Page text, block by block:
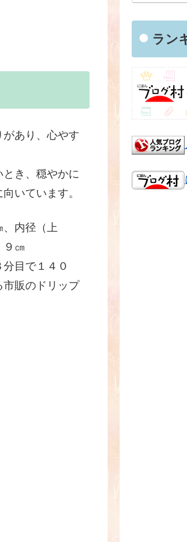
あり、心やす
き、穏やかに
いています。
内径（上
９㎝
目で１４０
販のドリップ
ラン